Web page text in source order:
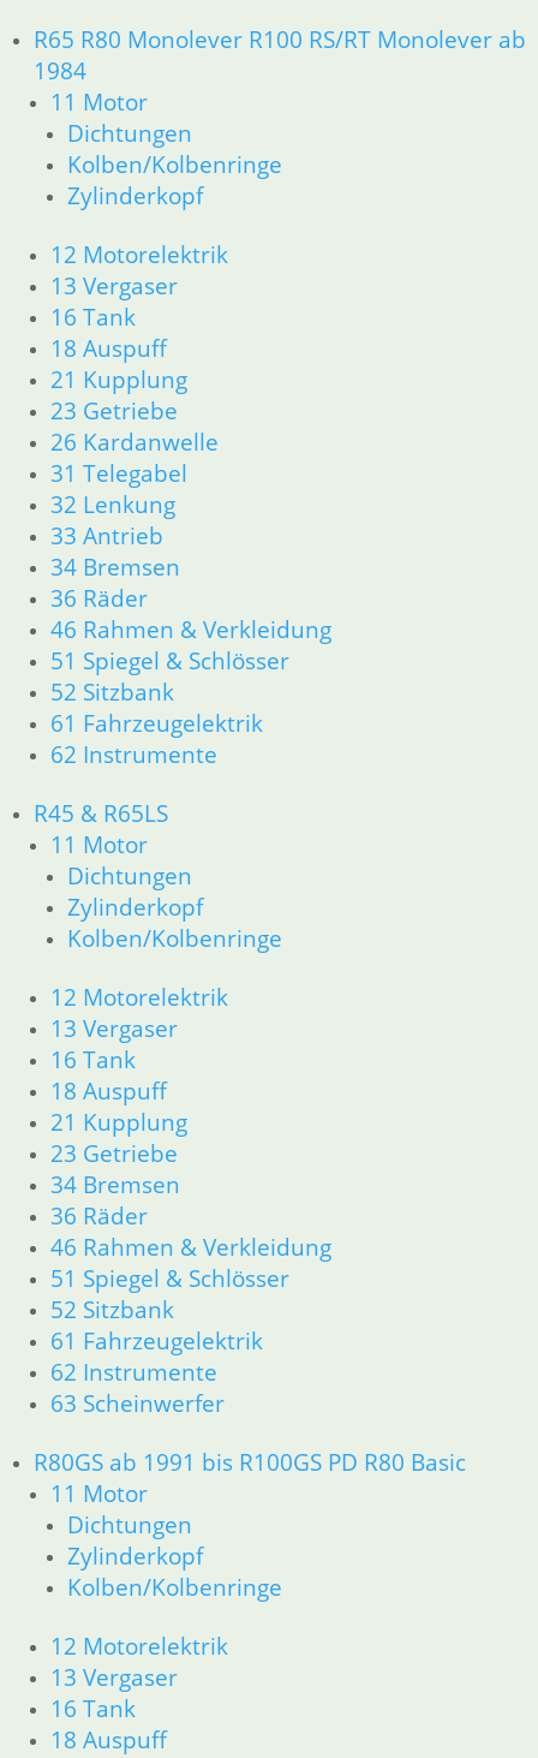
R65 R80 Monolever R100 RS/RT Monolever ab
1984
11 Motor
Dichtungen
Kolben/Kolbenringe
Zylinderkopf
12 Motorelektrik
13 Vergaser
16 Tank
18 Auspuff
21 Kupplung
23 Getriebe
26 Kardanwelle
31 Telegabel
32 Lenkung
33 Antrieb
34 Bremsen
36 Räder
46 Rahmen & Verkleidung
51 Spiegel & Schlösser
52 Sitzbank
61 Fahrzeugelektrik
62 Instrumente
R45 & R65LS
11 Motor
Dichtungen
Zylinderkopf
Kolben/Kolbenringe
12 Motorelektrik
13 Vergaser
16 Tank
18 Auspuff
21 Kupplung
23 Getriebe
34 Bremsen
36 Räder
46 Rahmen & Verkleidung
51 Spiegel & Schlösser
52 Sitzbank
61 Fahrzeugelektrik
62 Instrumente
63 Scheinwerfer
R80GS ab 1991 bis R100GS PD R80 Basic
11 Motor
Dichtungen
Zylinderkopf
Kolben/Kolbenringe
12 Motorelektrik
13 Vergaser
16 Tank
18 Auspuff
61 Fahrzeugelektrik
62 Instrumente
63 Scheinwerfer
R65 R80 Monolever R100 RS/RT Monolever ab 1984
11 Motor
Dichtungen
Kolben/Kolbenringe
12 Motorelektrik
13 Vergaser
16 Tank
18 Auspuff
21 Kupplung
23 Getriebe
26 Kardanwelle
31 Telegabel
32 Lenkung
33 Antrieb
34 Bremsen
36 Räder
46 Rahmen & Verkleidung
51 Spiegel & Schlösser
52 Sitzbank
61 Fahrzeugelektrik
62 Instrumente
R45 & R65LS
11 Motor
Zylinderkopf
Kolben/Kolbenringe
12 Motorelektrik
13 Vergaser
16 Tank
18 Auspuff
23 Getriebe
34 Bremsen
36 Räder
46 Rahmen & Verkleidung
51 Spiegel & Schlösser
52 Sitzbank
61 Fahrzeugelektrik
62 Instrumente
63 Scheinwerfer
R80GS ab 1991 bis R100GS PD R80 Basic
11 Motor
Dichtungen
Zylinderkopf
Kolben/Kolbenringe
12 Motorelektrik
16 Tank
18 Auspuff
21 Kupplung
23 Getriebe
31 Telegabel
26 Kardanwelle
33 Antrieb
36 Räder
34 Bremsen
46 Rahmen & Verkleidung